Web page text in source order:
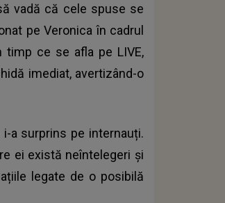
vadă că cele spuse se
pe Veronica în cadrul
timp ce se afla pe LIVE,
imediat, avertizând-o
a surprins pe internauți.
ei există neîntelegeri și
legate de o posibilă